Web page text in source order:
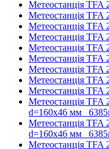
Метеостанція
Метеостанція TFA
Метеостанція TFA
Метеостанція TFA
Метеостанція
Метеостанція TFA
Метеостанція
Метеостанція
Метеостанція TFA
Метеостанція TFA
d=160х46 мм
Метеостанція TFA
d=160х46 мм
Метеостанція TFA